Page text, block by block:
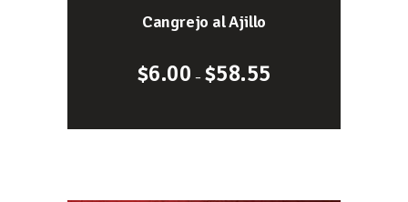
Cangrejo al Ajillo
$6.00 – $58.55